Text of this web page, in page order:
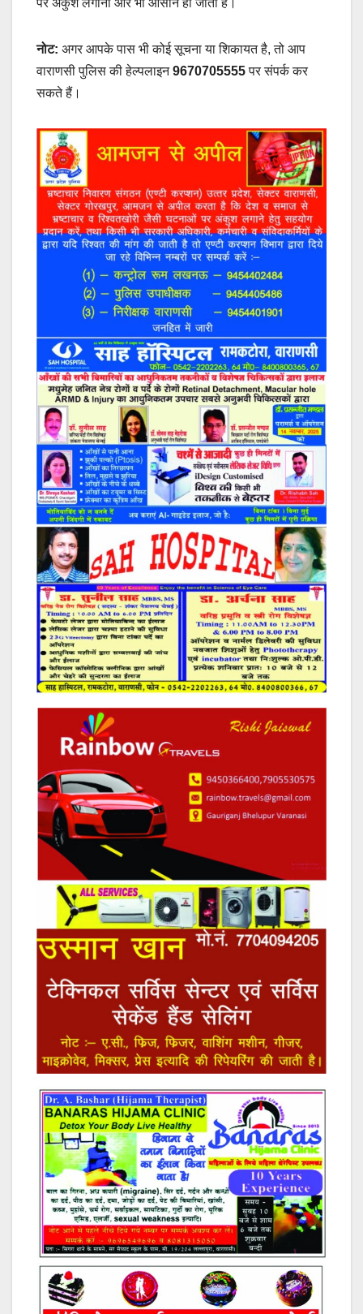
पर अंकुश लगाना और भी आसान हो जाता है।
नोट: अगर आपके पास भी कोई सूचना या शिकायत है, तो आप
वाराणसी पुलिस की हेल्पलाइन9670705555पर संपर्क कर
सकते हैं।